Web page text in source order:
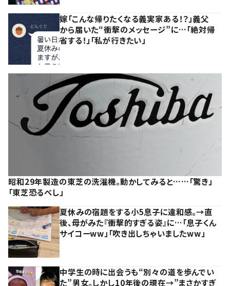
嫁「こんな帰りたくなる義実家ある！？」義父
から届いた“衝撃のメッセージ”に…「絶対帰
省する！」「私が行きたい」
昭和29年製造の東芝の洗濯機。動かしてみると……「驚き」
「東芝恐るべし」
夏休みの宿題をする小5息子に違和感。→直
後、母がみた『衝撃的すぎる姿』に…「息子くん
サイコーww」「吹き出しちゃいましたww」
中学生の時に出会うも“別々の道を歩んでい
た”男女。しかし10年後の現在→”まさかすぎ